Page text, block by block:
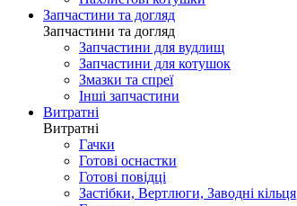
Запчастини та догляд
Запчастини та догляд
Запчастини для вудлищ
Запчастини для котушок
Змазки та спреї
Інші запчастини
Витратні
Витратні
Гачки
Готові оснастки
Готові повідці
Застібки, Вертлюги, Заводні кільця